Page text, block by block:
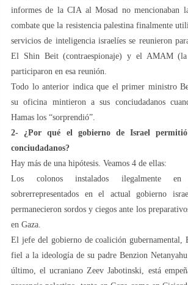
informes de la CIA al Mosad no mencionaban
combate que la resistencia palestina finalmente
servicios de inteligencia israelíes se reunieron
El Shin Beit (contraespionaje) y el AMAM
participaron en esa reunión.
Todo lo anterior indica que el primer ministro
su oficina mintieron a sus conciudadanos
Hamas los “sorprendió”.
2- ¿Por qué el gobierno de Israel
conciudadanos?
Hay más de una hipótesis. Veamos 4 de ellas:
Los colonos instalados ilegalmente en
sobrerrepresentados en el actual gobierno
permanecieron sordos y ciegos ante los
en Gaza.
El jefe del gobierno de coalición gubernamental,
fiel a la ideología de su padre Benzion
último, el ucraniano Zeev Jabotinski, está